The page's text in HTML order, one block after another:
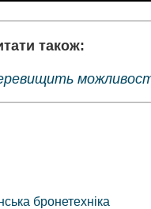
також:
бронетехніка